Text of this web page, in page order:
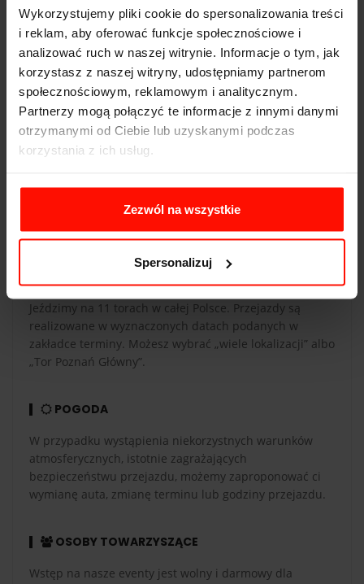
Wykorzystujemy pliki cookie do spersonalizowania treści
i reklam, aby oferować funkcje społecznościowe i
analizować ruch w naszej witrynie. Informacje o tym, jak
korzystasz z naszej witryny, udostępniamy partnerom
społecznościowym, reklamowym i analitycznym.
Partnerzy mogą połączyć te informacje z innymi danymi
otrzymanymi od Ciebie lub uzyskanymi podczas
korzystania z ich usług.
Zezwól na wszystkie
Spersonalizuj
REALIZACJA
Aby zrealizować voucher, wybierz tor i zarezerwuj
termin przejazdu. Jeżeli chcesz poprowadzić auto,
musisz mieć ważne prawo jazdy kat. B.
CZAS PRZEJAZDU
oraz indywidualnych umiejętności kierowcy. Przed
rozpoczęciem jazdy opiekun auta omówi krótko
Jeździmy na 11 torach w całej Polsce. Przejazdy są
realizowane w wyznaczonych datach podanych w
zakładce terminy. Możesz wybrać „wiele lokalizacji” albo
„Tor Poznań Główny”.
POGODA
W przypadku wystąpienia niekorzystnych warunków
atmosferycznych, istotnie zagrażających
bezpieczeństwu przejazdu, możemy zaproponować ci
wymianę auta, zmianę terminu lub godziny przejazdu.
OSOBY TOWARZYSZĄCE
Wstęp na nasze eventy jest wolny i darmowy dla